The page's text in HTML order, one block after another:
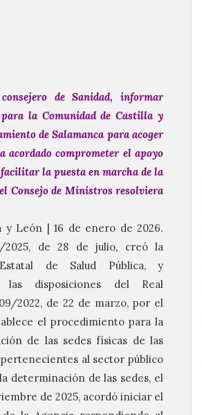
de Sanidad, informar
la Comunidad de Castilla y
de Salamanca para acoger
acordado comprometer el apoyo
la puesta en marcha de la
Consejo de Ministros resolviera
y León | 16 de enero de 2026.
de 28 de julio, creó la
de Salud Pública, y
las disposiciones del Real
2022, de 22 de marzo, por el
el procedimiento para la
de las sedes físicas de las
al sector público
determinación de las sedes, el
de 2025, acordó iniciar el